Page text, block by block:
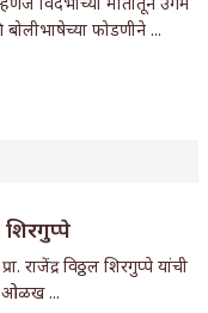
फोडणीने ...
शिरगुप्पे
राजेंद्र विठ्ठल शिरगुप्पे यांची
ओळख ...